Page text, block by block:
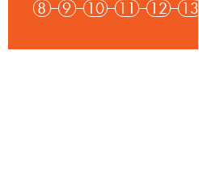
8
9 10 11 12 13